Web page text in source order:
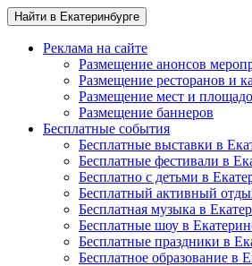
Найти в Екатеринбурге
Реклама на сайте
Размещение анонсов
Размещение ресторанов и
Размещение мест и
Размещение баннеров
Бесплатные события
Бесплатные выставки в
Бесплатные фестивали в
Бесплатно с детьми в
Бесплатный активный
Бесплатная музыка в
Бесплатные шоу в
Бесплатные праздники в
Бесплатное образование в